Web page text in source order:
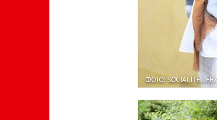
ФОТО: